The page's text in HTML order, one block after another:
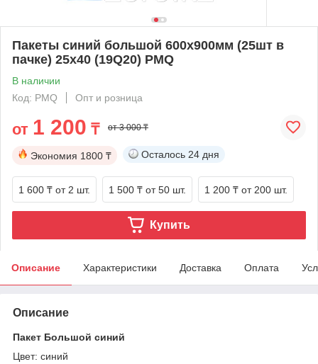
Пакеты синий большой 600х900мм (25шт в
пачке) 25х40 (19Q20) PMQ
В наличии
Код: PMQ
Опт и розница
от 1 200 ₸ от 3 000 ₸
Экономия 1800 ₸ Осталось 24 дня
1 600 ₸ от 2 шт. 1 500 ₸ от 50 шт. 1 200 ₸ от 200 шт.
Купить
Описание Характеристики Доставка Оплата
Описание
Пакет Большой синий
Цвет: синий